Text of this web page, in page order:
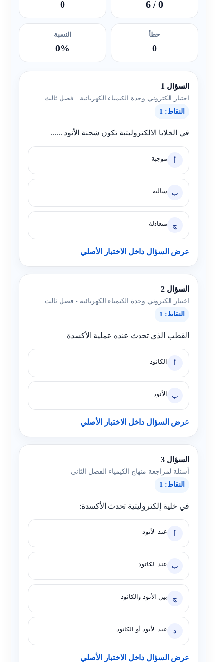
0
/ 6
0
خطأ
0
النسبة
0%
السؤال 1
اختبار الكتروني وحدة الكيمياء الكهربائية - فصل ثالث
النقاط: 1
في الخلايا الالكتروليتية تكون شحنة الأنود ......
أ موجبة
ب سالبة
ج متعادلة
عرض السؤال داخل الاختبار الأصلي
السؤال 2
اختبار الكتروني وحدة الكيمياء الكهربائية - فصل ثالث
النقاط: 1
القطب الذي تحدث عنده عملية الأكسدة
أ الكاثود
ب الأنود
عرض السؤال داخل الاختبار الأصلي
السؤال 3
أسئلة لمراجعة منهاج الكيمياء الفصل الثاني
النقاط: 1
في خلية إلكتروليتية تحدث الأكسدة:
أ عند الأنود
ب عند الكاثود
ج بين الأنود والكاثود
د عند الأنود أو الكاثود
عرض السؤال داخل الاختبار الأصلي